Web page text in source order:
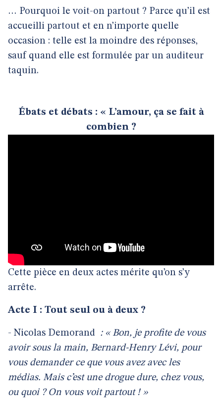
… Pourquoi le voit-on partout ? Parce qu’il est
accueilli partout et en n’importe quelle
occasion : telle est la moindre des réponses,
sauf quand elle est formulée par un auditeur
taquin.
Ébats et débats : « L’amour, ça se fait à
combien ?
Cette pièce en deux actes mérite qu’on s’y
arrête.
Acte I : Tout seul ou à deux ?
- Nicolas Demorand : « Bon, je profite de vous
avoir sous la main, Bernard-Henry Lévi, pour
vous demander ce que vous avez avec les
médias. Mais c’est une drogue dure, chez vous,
ou quoi ? On vous voit partout ! »